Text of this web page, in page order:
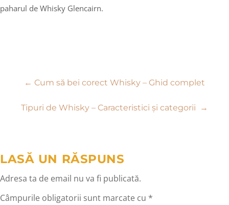
paharul de Whisky Glencairn.
Navigare
← Cum să bei corect Whisky – Ghid complet
Tipuri de Whisky – Caracteristici și categorii →
LASĂ UN RĂSPUNS
Adresa ta de email nu va fi publicată.
Câmpurile obligatorii sunt marcate cu *